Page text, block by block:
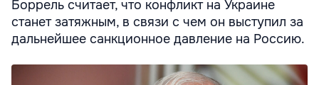
Боррель считает, что конфликт на Украине
станет затяжным, в связи с чем он выступил за
дальнейшее санкционное давление на Россию.